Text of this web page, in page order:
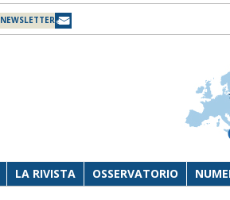
NEWSLETTER
LA RIVISTA OSSERVATORIO